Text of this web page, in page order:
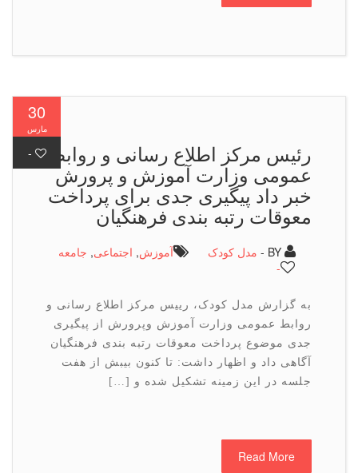
-
رئیس مركز اطلاع رسانی و روابط
عمومی وزارت آموزش و پرورش
خبر داد پیگیری جدی برای پرداخت
معوقات رتبه بندی فرهنگیان
مدل کودک آموزش,اجتماعی ,جامعه
به گزارش مدل کودک، رییس مرکز اطلاع رسانی و
روابط عمومی وزارت آموزش وپرورش از پیگیری
جدی موضوع پرداخت معوقات رتبه بندی فرهنگیان
آگاهی داد و اظهار داشت: تا کنون بیبش از هفت
جلسه در این زمینه تشکیل شده و […]
Read More